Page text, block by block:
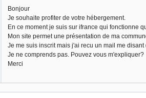
Bonjour
Je souhaite profiter de votre hébergement.
En ce moment je suis sur ifrance qui fonctionne
Mon site permet une présentation de ma
Je me suis inscrit mais j'ai recu un mail me
Je ne comprends pas. Pouvez vous m'expliquer?
Merci